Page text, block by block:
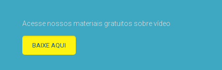
Acesse nossos materiais gratuitos sobre vídeo
BAIXE AQUI